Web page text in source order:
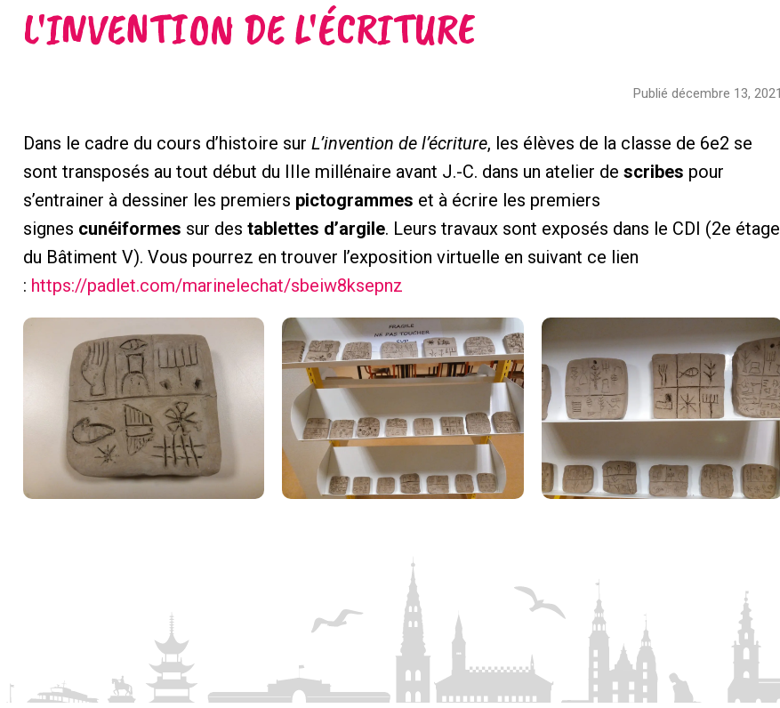
L'INVENTION DE L'ÉCRITURE
Publié décembre 13, 2021
Dans le cadre du cours d’histoire sur L’invention de l’écriture, les élèves de la classe de 6e2 se
sont transposés au tout début du IIIe millénaire avant J.-C. dans un atelier de scribes pour
s’entrainer à dessiner les premiers pictogrammes et à écrire les premiers
signes cunéiformes sur des tablettes d’argile. Leurs travaux sont exposés dans le CDI (2e étage
du Bâtiment V). Vous pourrez en trouver l’exposition virtuelle en suivant ce lien
: https://padlet.com/marinelechat/sbeiw8ksepnz